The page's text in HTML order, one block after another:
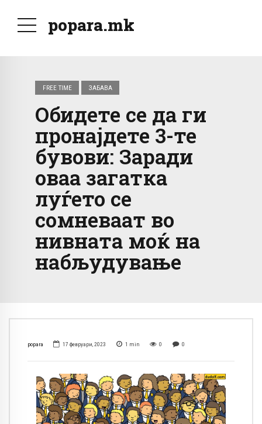
popara.mk
FREE TIME ЗАБАВА
Обидете се да ги
пронајдете 3-те
бувови: Заради
оваа загатка
луѓето се
сомневаат во
нивната моќ на
набљудување
popara 17 февруари, 2023 1 min 0 0